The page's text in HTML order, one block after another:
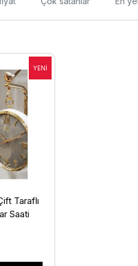
Taraflı
Saati